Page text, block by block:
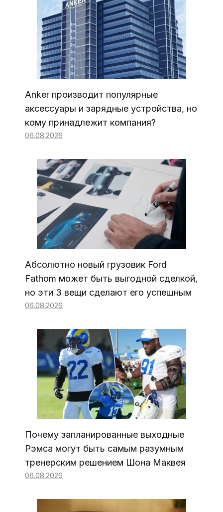
Anker производит популярные
аксессуары и зарядные устройства, но
кому принадлежит компания?
06.08.2026
Абсолютно новый грузовик Ford
Fathom может быть выгодной сделкой,
но эти 3 вещи сделают его успешным
06.08.2026
Почему запланированные выходные
Рэмса могут быть самым разумным
тренерским решением Шона Маквея
06.08.2026